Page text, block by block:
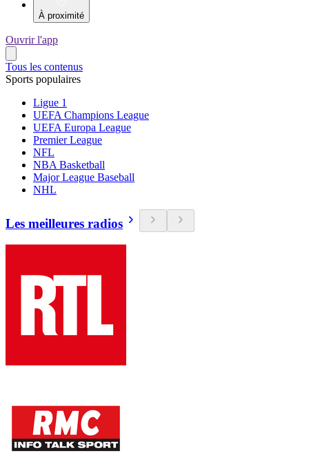
À proximité
Ouvrir l'app
Tous les contenus
Sports populaires
Ligue 1
UEFA Champions League
UEFA Europa League
Premier League
NFL
NBA Basketball
Major League Baseball
NHL
Les meilleures radios